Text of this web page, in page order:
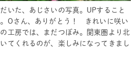
いた、あじさいの写真。UPすること
Oさん、ありがとう！ きれいに咲い
工房では、まだつぼみ。関東圏より北
てくれるのが、楽しみになってきまし